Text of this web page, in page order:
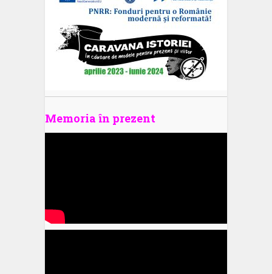
Memoria în prezent